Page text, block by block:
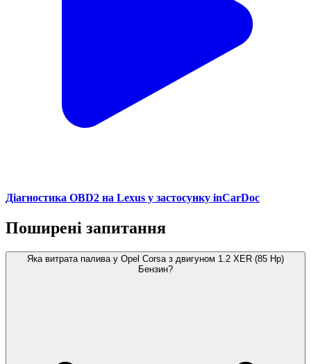
Діагностика OBD2 на Lexus у застосунку inCarDoc
Поширені запитання
Яка витрата палива у Opel Corsa з двигуном 1.2 XER (85 Hp)
Бензин?